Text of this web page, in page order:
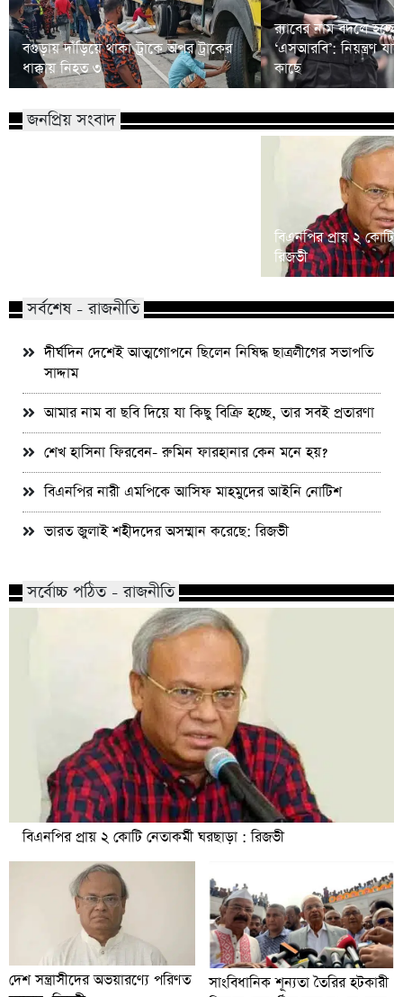
বগুড়ায় দাঁড়িয়ে থাকা ট্রাকে অপর ট্রাকের
ধাক্কায় নিহত ৩
র‍্যাবের নাম বদলে হচ্ছে
‘এসআরবি’: নিয়ন্ত্রণ
কাছে
জনপ্রিয় সংবাদ
বিএনপির প্রায় ২ কোটি
রিজভী
সর্বশেষ - রাজনীতি
দীর্ঘদিন দেশেই আত্মগোপনে ছিলেন নিষিদ্ধ ছাত্রলীগের সভাপতি
সাদ্দাম
আমার নাম বা ছবি দিয়ে যা কিছু বিক্রি হচ্ছে, তার সবই প্রতারণা
শেখ হাসিনা ফিরবেন- রুমিন ফারহানার কেন মনে হয়?
বিএনপির নারী এমপিকে আসিফ মাহমুদের আইনি নোটিশ
ভারত জুলাই শহীদদের অসম্মান করেছে: রিজভী
সর্বোচ্চ পঠিত - রাজনীতি
বিএনপির প্রায় ২ কোটি নেতাকর্মী ঘরছাড়া : রিজভী
দেশ সন্ত্রাসীদের অভয়ারণ্যে পরিণত
সাংবিধানিক শূন্যতা তৈরির হটকারী